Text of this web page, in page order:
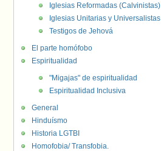
Iglesias Reformadas (Calvinistas)
Iglesias Unitarias y Universalistas
Testigos de Jehová
El parte homófobo
Espiritualidad
"Migajas" de espiritualidad
Espiritualidad Inclusiva
General
Hinduísmo
Historia LGTBI
Homofobia/ Transfobia.